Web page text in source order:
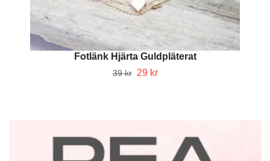
Fotlänk Hjärta Guldpläterat
39 kr 29 kr